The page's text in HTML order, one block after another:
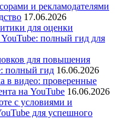
и рекламодателями
17.06.2026
для оценки
полный гид для
для повышения
полный гид 16.06.2026
в видео: проверенные
на YouTube 16.06.2026
с условиями и
для успешного